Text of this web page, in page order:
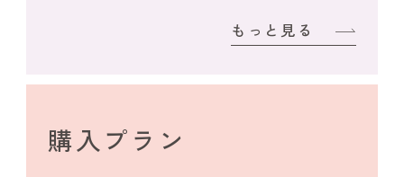
もっと見る
購入プラン